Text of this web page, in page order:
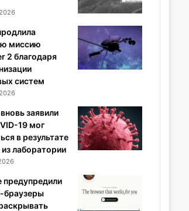
миссию
2 благодаря
систем
заявили
19 мог
в результате
из лаборатории
предупредили
браузеры